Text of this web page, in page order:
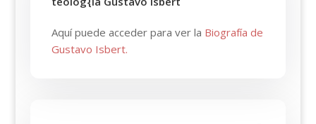
Aquí puede acceder para ver la Biografía de
Gustavo Isbert.